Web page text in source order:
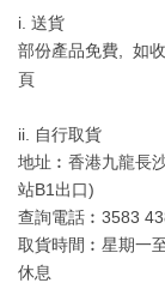
i. 送貨
部份產品免費, 如
頁
ii. 自行取貨
地址︰香港九龍長
站B1出口)
查詢電話︰3583
取貨時間︰星期一
休息